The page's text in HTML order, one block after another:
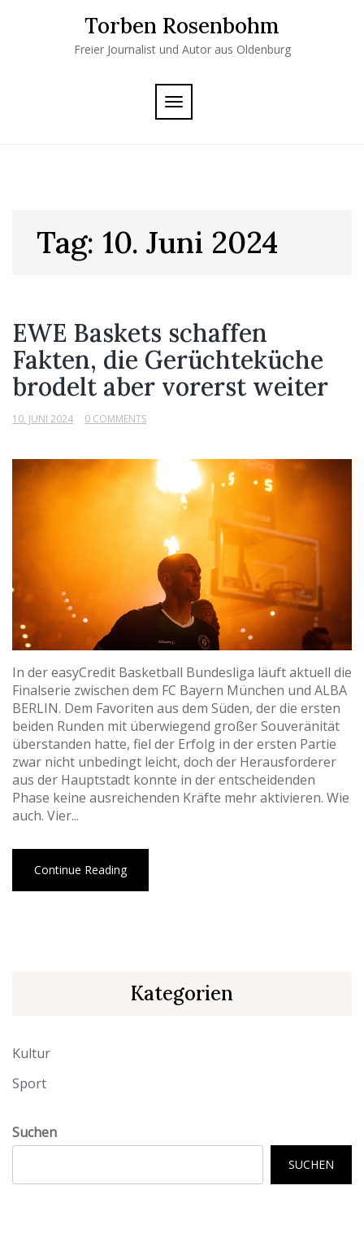
Torben Rosenbohm
Freier Journalist und Autor aus Oldenburg
TOGGLE
NAVIGATION
Tag: 10. Juni 2024
EWE Baskets schaffen
Fakten, die Gerüchteküche
brodelt aber vorerst weiter
10. JUNI 2024 0 COMMENTS
In der easyCredit Basketball Bundesliga läuft aktuell die
Finalserie zwischen dem FC Bayern München und ALBA
BERLIN. Dem Favoriten aus dem Süden, der die ersten
beiden Runden mit überwiegend großer Souveränität
überstanden hatte, fiel der Erfolg in der ersten Partie
zwar nicht unbedingt leicht, doch der Herausforderer
aus der Hauptstadt konnte in der entscheidenden
Phase keine ausreichenden Kräfte mehr aktivieren. Wie
auch. Vier...
Continue Reading
Kategorien
Kultur
Sport
Suchen
SUCHEN